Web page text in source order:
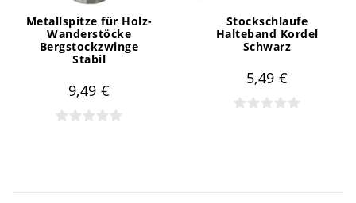
Metallspitze für Holz-
Wanderstöcke
Bergstockzwinge
Stabil
9,49 €
Stockschlaufe
Halteband Kordel
Schwarz
5,49 €